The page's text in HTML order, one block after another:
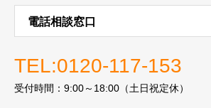
電話相談窓口
TEL:0120-117-153
受付時間：9:00～18:00（土日祝定休）